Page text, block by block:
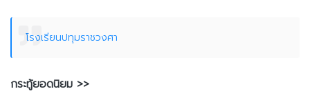
โรงเรียนปทุมราชวงศา
กระทู้ยอดนิยม >>